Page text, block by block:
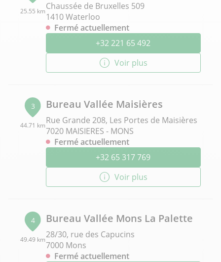
25.55 kmChaussée de Bruxelles 509
1410 Waterloo
Fermé actuellement
+32 221 65 492
Voir plus
3
44.71 km
Bureau Vallée Maisières
Rue Grande 208, Les Portes de Maisières
7020 MAISIERES - MONS
Fermé actuellement
+32 65 317 769
Voir plus
4
49.49 km
Bureau Vallée Mons La Palette
28/30, rue des Capucins
7000 Mons
Fermé actuellement